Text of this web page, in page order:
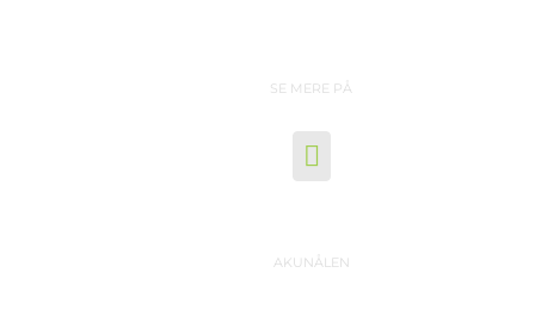
SE MERE PÅ
AKUNÅLEN